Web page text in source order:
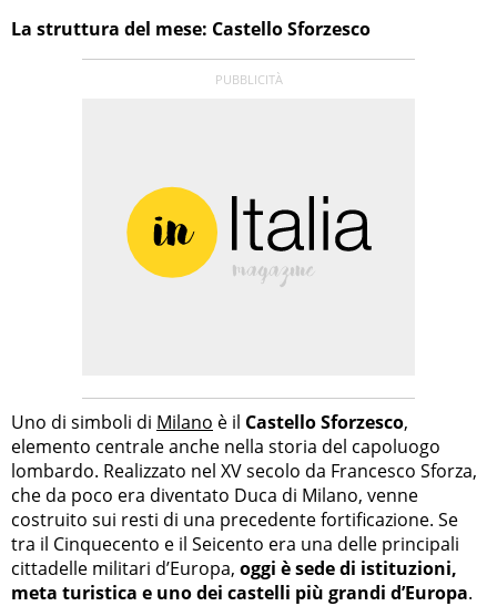
La struttura del mese: Castello Sforzesco
Uno di simboli di Milano è il Castello Sforzesco,
elemento centrale anche nella storia del capoluogo
lombardo. Realizzato nel XV secolo da Francesco Sforza,
che da poco era diventato Duca di Milano, venne
costruito sui resti di una precedente fortificazione. Se
tra il Cinquecento e il Seicento era una delle principali
cittadelle militari d’Europa, oggi è sede di istituzioni,
meta turistica e uno dei castelli più grandi d’Europa.